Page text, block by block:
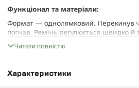
Функціонал та матеріали:
Формат — однолямковий. Перекинув
погнав. Ремінь регулюється швидко й
навіть якщо ти весь день у русі.
для документів, аптечки, павербанка
тільки ключі.
все що ти носиш з собою щодня. А
Читати повністю
Характеристики